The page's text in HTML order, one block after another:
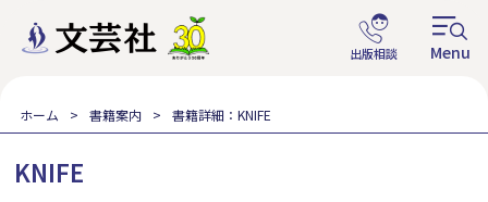
ホーム 書籍案内 書籍詳細：KNIFE
KNIFE